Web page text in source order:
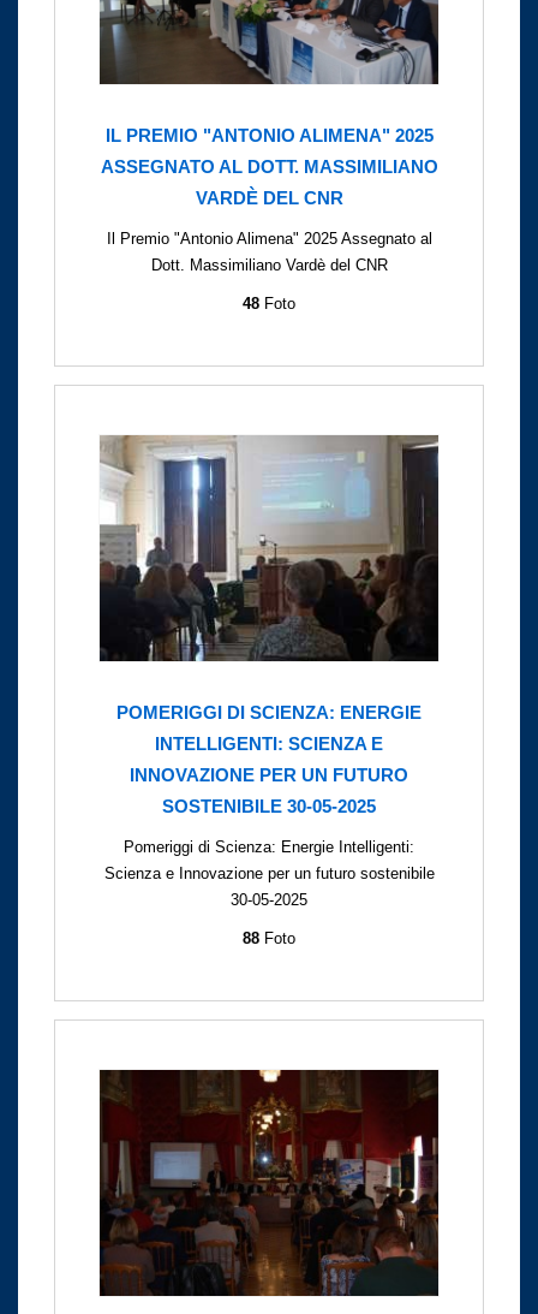
IL PREMIO "ANTONIO ALIMENA" 2025
ASSEGNATO AL DOTT. MASSIMILIANO
VARDÈ DEL CNR
Il Premio "Antonio Alimena" 2025 Assegnato al
Dott. Massimiliano Vardè del CNR
48 Foto
POMERIGGI DI SCIENZA: ENERGIE
INTELLIGENTI: SCIENZA E
INNOVAZIONE PER UN FUTURO
SOSTENIBILE 30-05-2025
Pomeriggi di Scienza: Energie Intelligenti:
Scienza e Innovazione per un futuro sostenibile
30-05-2025
88 Foto